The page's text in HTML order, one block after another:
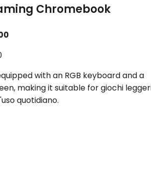
Chromebook
with an RGB keyboard and a
making it suitable for giochi
quotidiano.